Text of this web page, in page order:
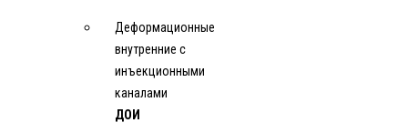
Деформационные
внутренние с
инъекционными
каналами
ДОИ